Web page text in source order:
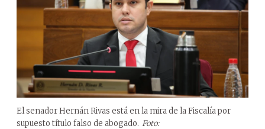
El senador Hernán Rivas está en la mira de la Fiscalía por
supuesto título falso de abogado. Foto: